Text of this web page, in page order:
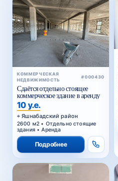
КОММЕРЧЕСКАЯ
НЕДВИЖИМОСТЬ
#000430
Сдаётся отдельно стоящее
коммерческое здание в аренду
10 у.е.
Яшнабадский район
2600 м2 • Отдельно стоящие
здания • Аренда
Подробнее